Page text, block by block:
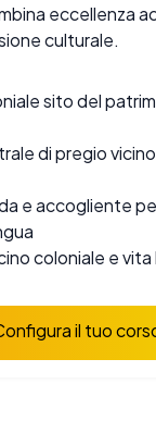
eccellenza
culturale.
sito del
di pregio
e accogliente
coloniale e
il tuo